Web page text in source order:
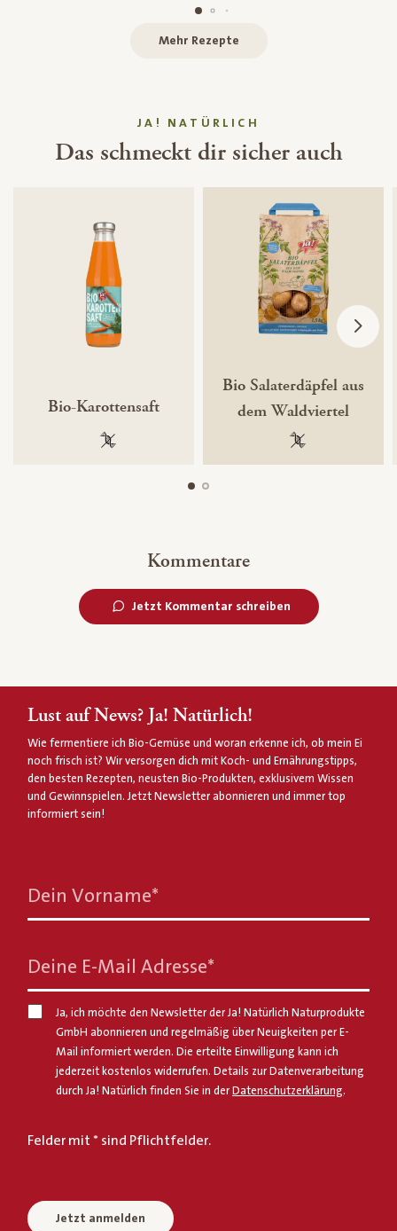
Mehr Rezepte
JA! NATÜRLICH
Das schmeckt dir sicher auch
Bio-Karottensaft
100 % gentechnikfrei
Bio Salaterdäpfel aus
dem Waldviertel
100 %
Kommentare
Jetzt Kommentar schreiben
Lust auf News? Ja! Natürlich!
Wie fermentiere ich Bio-Gemüse und woran erkenne ich, ob mein Ei
noch frisch ist? Wir versorgen dich mit Koch- und Ernährungstipps,
den besten Rezepten, neusten Bio-Produkten, exklusivem Wissen
und Gewinnspielen. Jetzt Newsletter abonnieren und immer top
informiert sein!
Dein Vorname*
Deine E-Mail Adresse*
Ja, ich möchte den Newsletter der Ja! Natürlich Naturprodukte
GmbH abonnieren und regelmäßig über Neuigkeiten per E-
Mail informiert werden. Die erteilte Einwilligung kann ich
jederzeit kostenlos widerrufen. Details zur Datenverarbeitung
durch Ja! Natürlich finden Sie in der Datenschutzerklärung.
Felder mit * sind Pflichtfelder.
Jetzt anmelden